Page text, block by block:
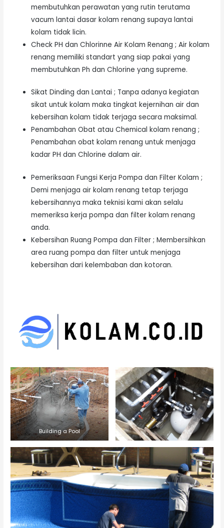
membutuhkan perawatan yang rutin terutama
vacum lantai dasar kolam renang supaya lantai
kolam tidak licin.
Check PH dan Chlorinne Air Kolam Renang ; Air kolam
renang memiliki standart yang siap pakai yang
membutuhkan Ph dan Chlorine yang supreme.
Sikat Dinding dan Lantai ; Tanpa adanya kegiatan
sikat untuk kolam maka tingkat kejernihan air dan
kebersihan kolam tidak terjaga secara maksimal.
Penambahan Obat atau Chemical kolam renang ;
Penambahan obat kolam renang untuk menjaga
kadar PH dan Chlorine dalam air.
Pemeriksaan Fungsi Kerja Pompa dan Filter Kolam ;
Demi menjaga air kolam renang tetap terjaga
kebersihannya maka teknisi kami akan selalu
memeriksa kerja pompa dan filter kolam renang
anda.
Kebersihan Ruang Pompa dan Filter ; Membersihkan
area ruang pompa dan filter untuk menjaga
kebersihan dari kelembaban dan kotoran.
Building a Pool